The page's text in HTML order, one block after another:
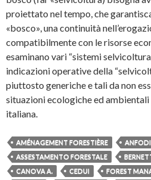
proiettato nel tempo, che
«bosco», una continuità
compatibilmente con le risorse
esaminano vari “sistemi
indicazioni operative della
piuttosto generiche e tali da non
situazioni ecologiche ed
italiana.
AMÉNAGEMENT FORESTIÈRE
ASSESTAMENTO FORESTALE
CANOVA A.
CEDUI FOREST